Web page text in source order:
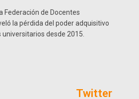
Federación de Docentes
la pérdida del poder adquisitivo
desde 2015.
Twitter